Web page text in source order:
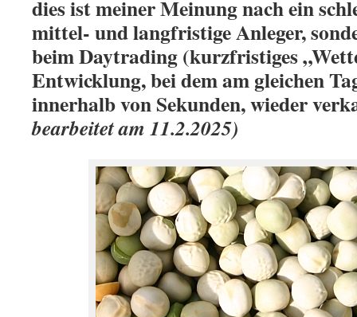
dies ist meiner Meinung nach ein
mittel- und langfristige Anleger,
beim Daytrading (kurzfristiges
Entwicklung, bei dem am gleichen
innerhalb von Sekunden, wieder
bearbeitet am 11.2.2025)